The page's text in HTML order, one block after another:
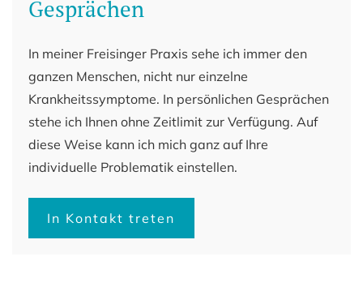
Gesprächen
In meiner Freisinger Praxis sehe ich immer den
ganzen Menschen, nicht nur einzelne
Krankheitssymptome. In persönlichen Gesprächen
stehe ich Ihnen ohne Zeitlimit zur Verfügung. Auf
diese Weise kann ich mich ganz auf Ihre
individuelle Problematik einstellen.
In Kontakt treten